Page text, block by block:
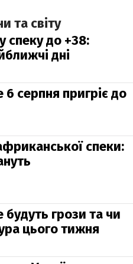
та світу
спеку до +38:
дні
6 серпня пригріє до
спеки:
будуть грози та чи
цього тижня